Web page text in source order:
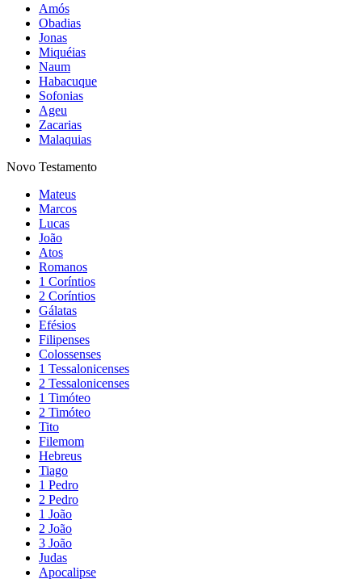
Amós
Obadias
Jonas
Miquéias
Naum
Habacuque
Sofonias
Ageu
Zacarias
Malaquias
Novo Testamento
Mateus
Marcos
Lucas
João
Atos
Romanos
1 Coríntios
2 Coríntios
Gálatas
Efésios
Filipenses
Colossenses
1 Tessalonicenses
2 Tessalonicenses
1 Timóteo
2 Timóteo
Tito
Filemom
Hebreus
Tiago
1 Pedro
2 Pedro
1 João
2 João
3 João
Judas
Apocalipse